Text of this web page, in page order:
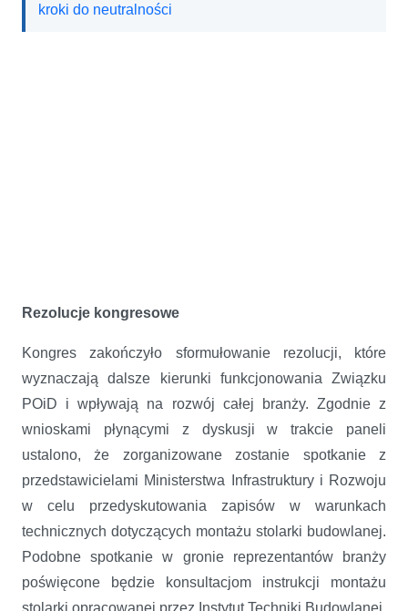
kroki do neutralności
Rezolucje kongresowe
Kongres zakończyło sformułowanie rezolucji, które
wyznaczają dalsze kierunki funkcjonowania Związku
POiD i wpływają na rozwój całej branży. Zgodnie z
wnioskami płynącymi z dyskusji w trakcie paneli
ustalono, że zorganizowane zostanie spotkanie z
przedstawicielami Ministerstwa Infrastruktury i Rozwoju
w celu przedyskutowania zapisów w warunkach
technicznych dotyczących montażu stolarki budowlanej.
Podobne spotkanie w gronie reprezentantów branży
poświęcone będzie konsultacjom instrukcji montażu
stolarki opracowanej przez Instytut Techniki Budowlanej.